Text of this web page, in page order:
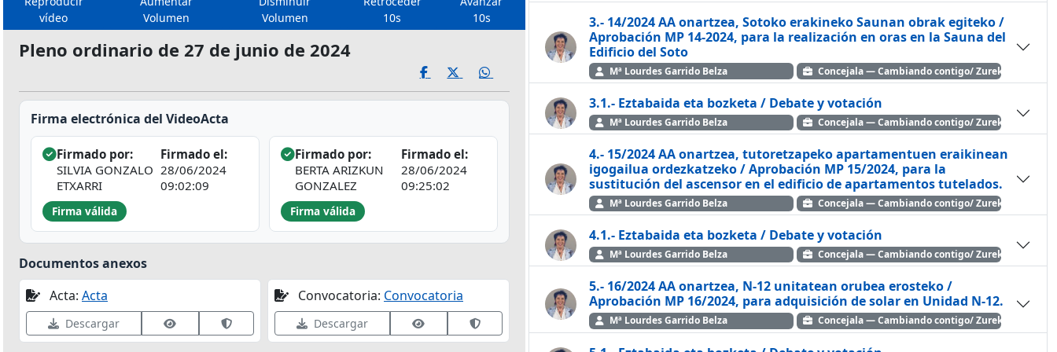
vídeo
Volumen
Volumen
10s
10s
Pleno ordinario de 27 de junio de 2024
Firma electrónica del VideoActa
Firmado por:
SILVIA GONZALO
ETXARRI
Firmado el:
28/06/2024
09:02:09
Firma válida
Firmado por:
BERTA ARIZKUN
GONZALEZ
Firmado el:
28/06/2024
09:25:02
Firma válida
Documentos anexos
Acta: Acta
Descargar Ver datos de firmaValidar firma en VALIDe
Convocatoria: Convocatoria
Descargar Ver datos de firmaValidar firma en VALIDe
3.- 14/2024 AA onartzea, Sotoko erakineko Saunan obrak egiteko /
Aprobación MP 14-2024, para la realización en oras en la Sauna del
Edificio del Soto
Mª Lourdes Garrido Belza Concejala — Cambiando contigo/ Zurekin Aldatu
3.1.- Eztabaida eta bozketa / Debate y votación
Mª Lourdes Garrido Belza Concejala — Cambiando contigo/ Zurekin Aldatu
4.- 15/2024 AA onartzea, tutoretzapeko apartamentuen eraikinean
igogailua ordezkatzeko / Aprobación MP 15/2024, para la
sustitución del ascensor en el edificio de apartamentos tutelados.
Mª Lourdes Garrido Belza Concejala — Cambiando contigo/ Zurekin Aldatu
4.1.- Eztabaida eta bozketa / Debate y votación
Mª Lourdes Garrido Belza Concejala — Cambiando contigo/ Zurekin Aldatu
5.- 16/2024 AA onartzea, N-12 unitatean orubea erosteko /
Aprobación MP 16/2024, para adquisición de solar en Unidad N-12.
Mª Lourdes Garrido Belza Concejala — Cambiando contigo/ Zurekin Aldatu